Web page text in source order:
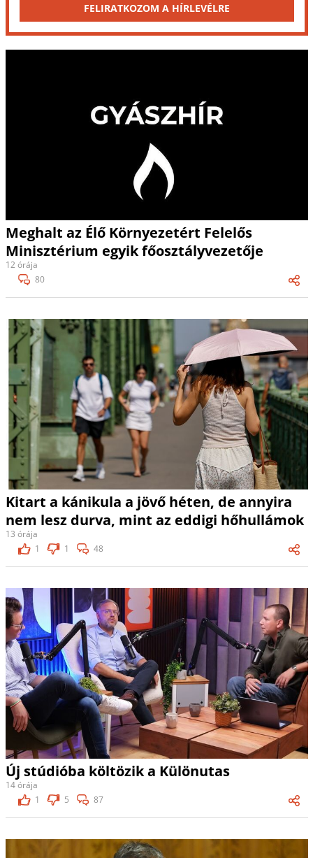
FELIRATKOZOM A HÍRLEVÉLRE
Meghalt az Élő Környezetért Felelős
Minisztérium egyik főosztályvezetője
12 órája
80
Kitart a kánikula a jövő héten, de annyira
nem lesz durva, mint az eddigi hőhullámok
13 órája
1
1 48
Új stúdióba költözik a Különutas
14 órája
1
5 87